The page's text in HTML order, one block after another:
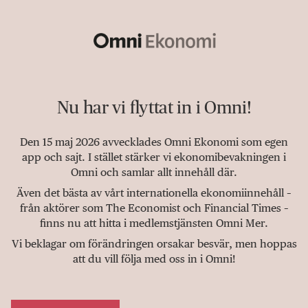
Nu har vi flyttat in i Omni!
Den 15 maj 2026 avvecklades Omni Ekonomi som egen
app och sajt. I stället stärker vi ekonomibevakningen i
Omni och samlar allt innehåll där.
Även det bästa av vårt internationella ekonomiinnehåll –
från aktörer som The Economist och Financial Times –
finns nu att hitta i medlemstjänsten Omni Mer.
Vi beklagar om förändringen orsakar besvär, men hoppas
att du vill följa med oss in i Omni!